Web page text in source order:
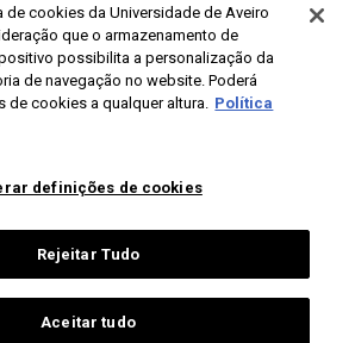
de cookies da Universidade de Aveiro
que o armazenamento de
possibilita a personalização da
de navegação no website. Poderá
de cookies a qualquer altura. Política
definições de cookies
Rejeitar Tudo
Aceitar tudo